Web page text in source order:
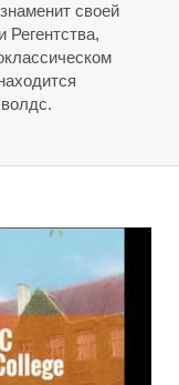
своей
Регентства,